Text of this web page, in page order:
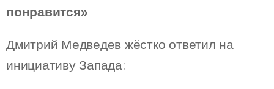
понравится»
Дмитрий Медведев жёстко ответил на
инициативу Запада: